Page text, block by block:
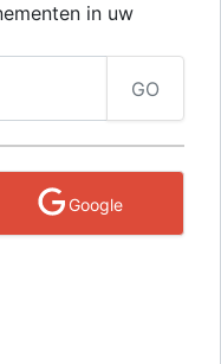
in uw
GO
Google